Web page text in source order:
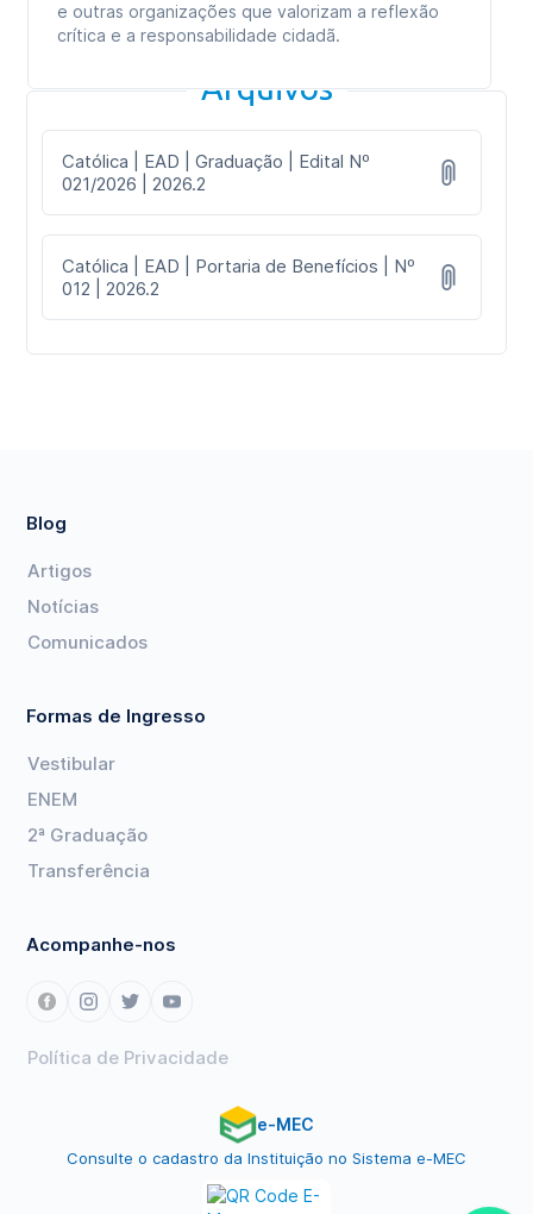
e outras organizações que valorizam a reflexão
crítica e a responsabilidade cidadã.
Arquivos
Católica | EAD | Graduação | Edital Nº
021/2026 | 2026.2
Católica | EAD | Portaria de Benefícios | Nº
012 | 2026.2
Blog
Artigos
Notícias
Comunicados
Formas de Ingresso
Vestibular
ENEM
2ª Graduação
Transferência
Acompanhe-nos
Política de Privacidade
e-MEC
Consulte o cadastro da Instituição no Sistema e-MEC